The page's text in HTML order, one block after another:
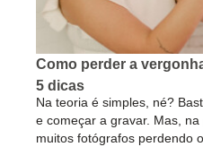
Como perder a
5 dicas
Na teoria é simples, né?
e começar a gravar. Mas,
muitos fotógrafos perdendo